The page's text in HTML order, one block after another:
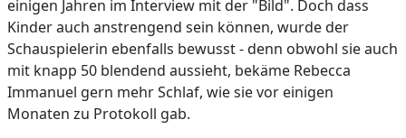
einigen Jahren im Interview mit der "Bild". Doch dass
Kinder auch anstrengend sein können, wurde der
Schauspielerin ebenfalls bewusst - denn obwohl sie auch
mit knapp 50 blendend aussieht, bekäme Rebecca
Immanuel gern mehr Schlaf, wie sie vor einigen
Monaten zu Protokoll gab.